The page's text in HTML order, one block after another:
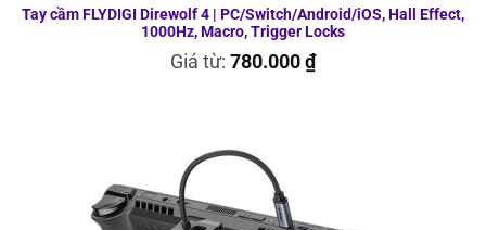
Tay cầm FLYDIGI Direwolf 4 | PC/Switch/Android/iOS, Hall Effect,
1000Hz, Macro, Trigger Locks
Giá từ: 780.000 ₫